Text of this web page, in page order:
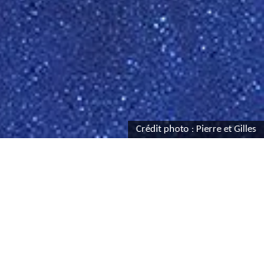
Crédit photo : Pierre et Gilles